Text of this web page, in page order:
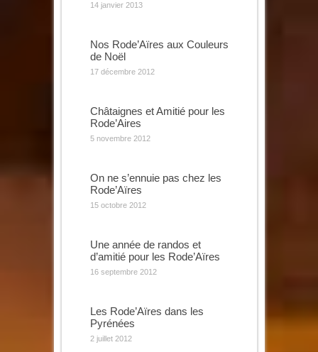
14 janvier 2013
Nos Rode’Aïres aux Couleurs
de Noël
17 décembre 2012
Châtaignes et Amitié pour les
Rode’Aires
5 novembre 2012
On ne s’ennuie pas chez les
Rode’Aïres
15 octobre 2012
Une année de randos et
d’amitié pour les Rode’Aïres
16 septembre 2012
Les Rode’Aïres dans les
Pyrénées
2 juillet 2012